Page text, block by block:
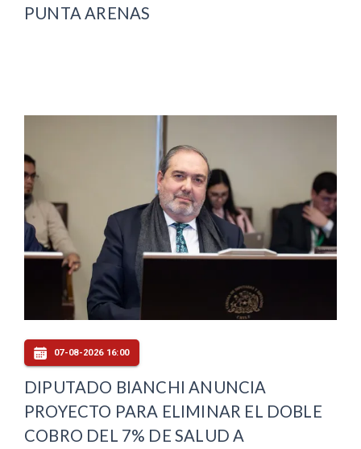
PUNTA ARENAS
07-08-2026 16:00
DIPUTADO BIANCHI ANUNCIA
PROYECTO PARA ELIMINAR EL DOBLE
COBRO DEL 7% DE SALUD A